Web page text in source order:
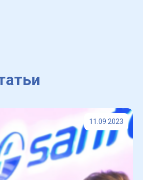
11.09.2023